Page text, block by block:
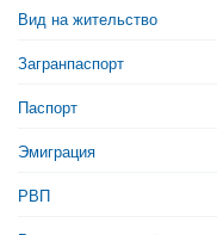
Вид на жительство
Загранпаспорт
Паспорт
Эмиграция
РВП